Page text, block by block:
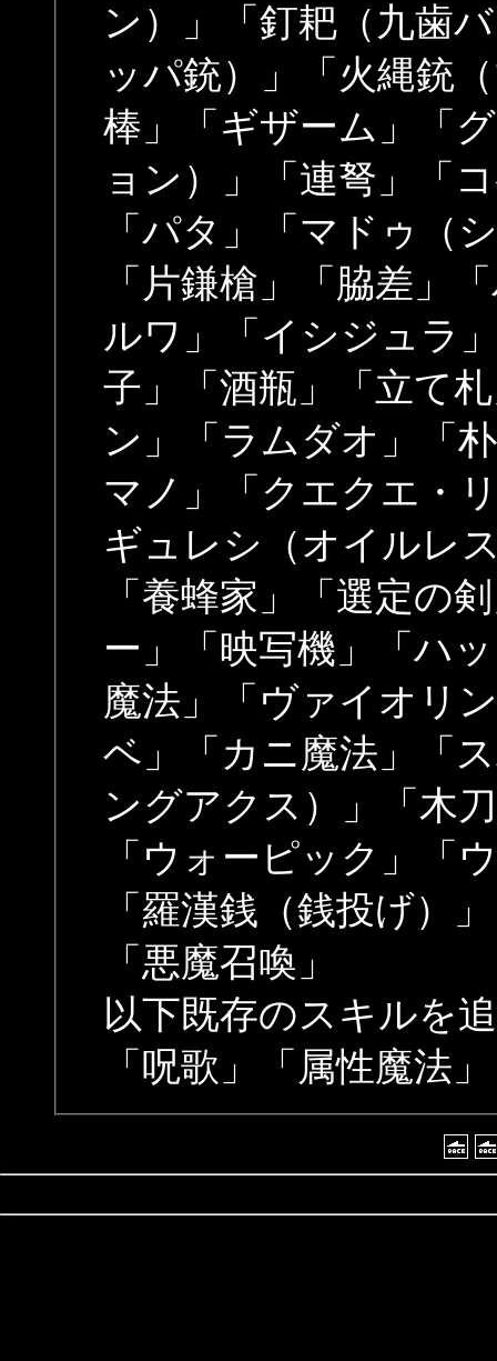
ン）」「釘耙（九歯
ッパ銃）」「火縄銃
棒」「ギザーム」「
ョン）」「連弩」「
「パタ」「マドゥ（
「片鎌槍」「脇差」
ルワ」「イシジュラ
子」「酒瓶」「立て
ン」「ラムダオ」「
マノ」「クエクエ・
ギュレシ（オイルレ
「養蜂家」「選定の
ー」「映写機」「ハ
魔法」「ヴァイオリ
ベ」「カニ魔法」「
ングアクス）」「木
「ウォーピック」「
「羅漢銭（銭投げ）
「悪魔召喚」
以下既存のスキルを
「呪歌」「属性魔法」